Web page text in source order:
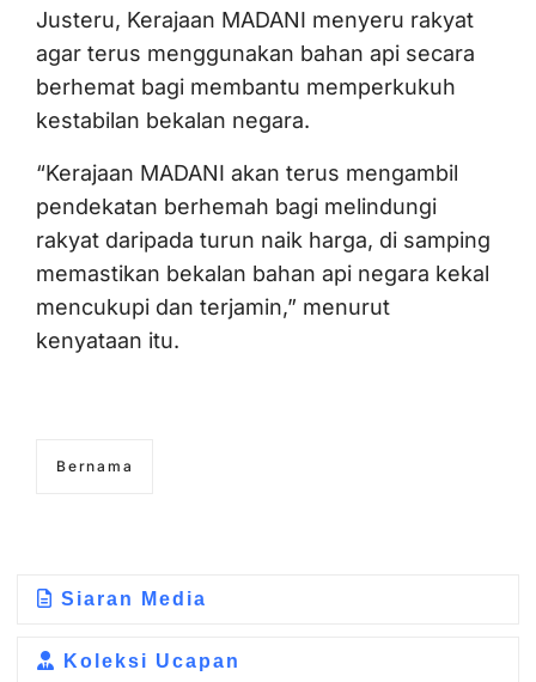
Justeru, Kerajaan MADANI menyeru rakyat
agar terus menggunakan bahan api secara
berhemat bagi membantu memperkukuh
kestabilan bekalan negara.
“Kerajaan MADANI akan terus mengambil
pendekatan berhemah bagi melindungi
rakyat daripada turun naik harga, di samping
memastikan bekalan bahan api negara kekal
mencukupi dan terjamin,” menurut
kenyataan itu.
Bernama
Siaran Media
Koleksi Ucapan